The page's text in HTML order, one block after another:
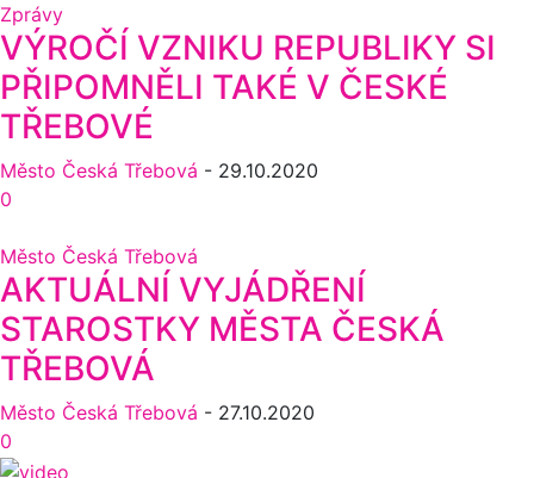
Zprávy
VÝROČÍ VZNIKU REPUBLIKY SI
PŘIPOMNĚLI TAKÉ V ČESKÉ
TŘEBOVÉ
Město Česká Třebová - 29.10.2020
0
Město Česká Třebová
AKTUÁLNÍ VYJÁDŘENÍ
STAROSTKY MĚSTA ČESKÁ
TŘEBOVÁ
Město Česká Třebová - 27.10.2020
0